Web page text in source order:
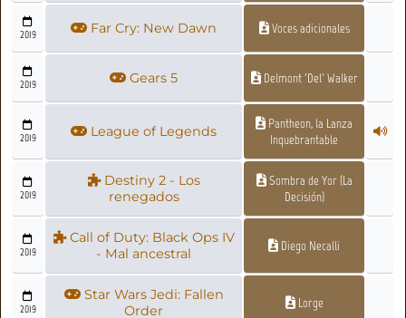
2019 Far Cry: New Dawn Voces adicionales
2019 Gears 5 Delmont 'Del' Walker
2019 League of Legends
Pantheon, la Lanza
Inquebrantable
2019
Destiny 2 - Los
renegados
Sombra de Yor (La
Decisión)
2019
Call of Duty: Black Ops IV
- Mal ancestral
Diego Necalli
2019
Star Wars Jedi: Fallen
Order
Lorge